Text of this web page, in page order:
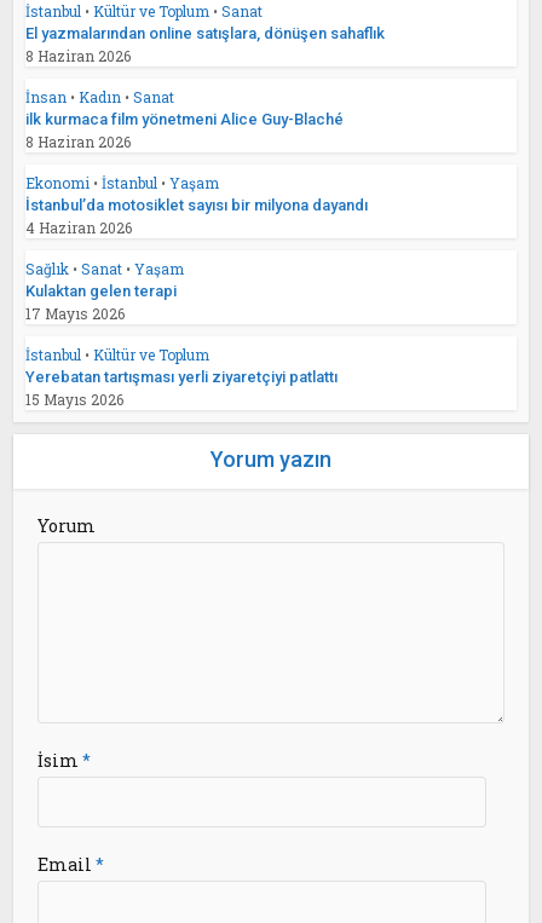
İstanbul • Kültür ve Toplum • Sanat
El yazmalarından online satışlara, dönüşen sahaflık
8 Haziran 2026
İnsan • Kadın • Sanat
ilk kurmaca film yönetmeni Alice Guy-Blaché
8 Haziran 2026
Ekonomi • İstanbul • Yaşam
İstanbul’da motosiklet sayısı bir milyona dayandı
4 Haziran 2026
Sağlık • Sanat • Yaşam
Kulaktan gelen terapi
17 Mayıs 2026
İstanbul • Kültür ve Toplum
Yerebatan tartışması yerli ziyaretçiyi patlattı
15 Mayıs 2026
Yorum yazın
Yorum
İsim*
Email*